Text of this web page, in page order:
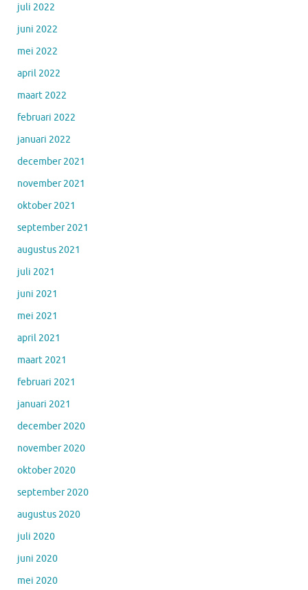
juli 2022
juni 2022
mei 2022
april 2022
maart 2022
februari 2022
januari 2022
december 2021
november 2021
oktober 2021
september 2021
augustus 2021
juli 2021
juni 2021
mei 2021
april 2021
maart 2021
februari 2021
januari 2021
december 2020
november 2020
oktober 2020
september 2020
augustus 2020
juli 2020
juni 2020
mei 2020